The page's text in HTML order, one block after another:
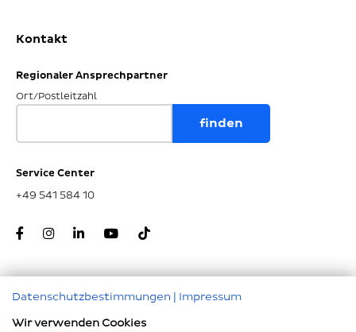
Kontakt
Regionaler Ansprechpartner
Ort/Postleitzahl
Service Center
+49 541 584 10
Datenschutzbestimmungen | Impressum
Wir verwenden Cookies